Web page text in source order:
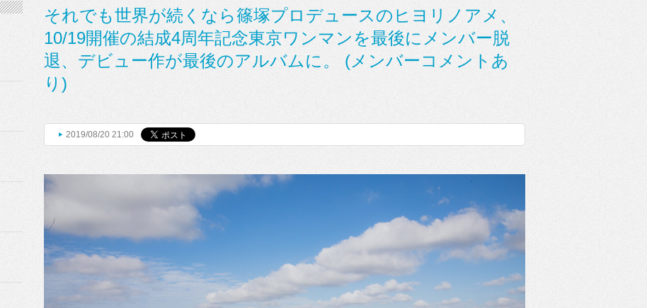
それでも世界が続くなら篠塚プロデュースのヒヨリノアメ、
10/19開催の結成4周年記念東京ワンマンを最後にメンバー脱
退、デビュー作が最後のアルバムに。 (メンバーコメントあ
り)
2019/08/20 21:00